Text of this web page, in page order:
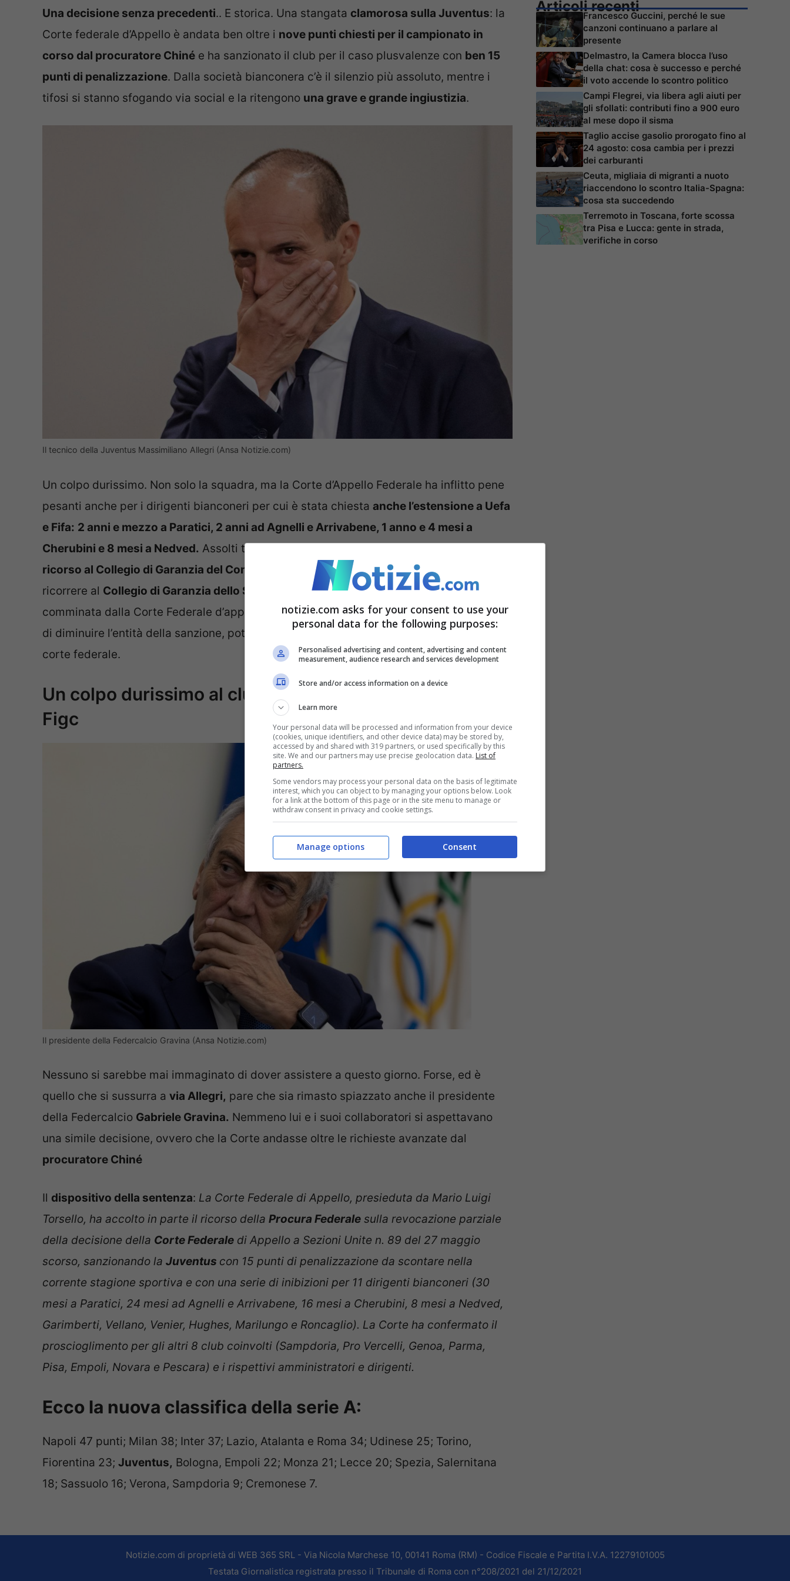
Una decisione senza precedenti.. E storica. Una stangata clamorosa sulla Juventus: la
Corte federale d’Appello è andata ben oltre i nove punti chiesti per il campionato in
corso dal procuratore Chiné e ha sanzionato il club per il caso plusvalenze con ben 15
punti di penalizzazione. Dalla società bianconera c’è il silenzio più assoluto, mentre i
tifosi si stanno sfogando via social e la ritengono una grave e grande ingiustizia.
Il tecnico della Juventus Massimiliano Allegri (Ansa Notizie.com)
Un colpo durissimo. Non solo la squadra, ma la Corte d’Appello Federale ha inflitto pene
pesanti anche per i dirigenti bianconeri per cui è stata chiesta anche l’estensione a Uefa
e Fifa: 2 anni e mezzo a Paratici, 2 anni ad Agnelli e Arrivabene, 1 anno e 4 mesi a
Cherubini e 8 mesi a Nedved. Assolti tutti gli altri otto club.
ricorso al Collegio di Garanzia del Coni
adesso ha un mese di tempo per
ricorrere al Collegio di Garanzia dello Sport del Conicontro la penalizzazione di 15 punti
comminata dalla Corte Federale d’appello della Figc. Il collegio però non ha la possibilità
di diminuire l’entità della sanzione, potrà solo confermare o cancellare il verdetto della
corte federale.
Un colpo durissimo al club bianconero da parte della
Figc
Il presidente della Federcalcio Gravina (Ansa Notizie.com)
Nessuno si sarebbe mai immaginato di dover assistere a questo giorno. Forse, ed è
quello che si sussurra a via Allegri, pare che sia rimasto spiazzato anche il presidente
della Federcalcio Gabriele Gravina. Nemmeno lui e i suoi collaboratori si aspettavano
una simile decisione, ovvero che la Corte andasse oltre le richieste avanzate dal
procuratore Chiné
Il dispositivo della sentenza: La Corte Federale di Appello, presieduta da Mario Luigi
Torsello, ha accolto in parte il ricorso della Procura Federale sulla revocazione parziale
della decisione della Corte Federale di Appello a Sezioni Unite n. 89 del 27 maggio
scorso, sanzionando la Juventus con 15 punti di penalizzazione da scontare nella
corrente stagione sportiva e con una serie di inibizioni per 11 dirigenti bianconeri (30
mesi a Paratici, 24 mesi ad Agnelli e Arrivabene, 16 mesi a Cherubini, 8 mesi a Nedved,
Garimberti, Vellano, Venier, Hughes, Marilungo e Roncaglio). La Corte ha confermato il
proscioglimento per gli altri 8 club coinvolti (Sampdoria, Pro Vercelli, Genoa, Parma,
Pisa, Empoli, Novara e Pescara) e i rispettivi amministratori e dirigenti.
Ecco la nuova classifica della serie A:
Napoli 47 punti; Milan 38; Inter 37; Lazio, Atalanta e Roma 34; Udinese 25; Torino,
Fiorentina 23; Juventus, Bologna, Empoli 22; Monza 21; Lecce 20; Spezia, Salernitana
18; Sassuolo 16; Verona, Sampdoria 9; Cremonese 7.
Articoli recenti
Francesco Guccini, perché le sue
canzoni continuano a parlare al
presente
Delmastro, la Camera blocca l’uso
della chat: cosa è successo e perché
il voto accende lo scontro politico
Campi Flegrei, via libera agli aiuti per
gli sfollati: contributi fino a 900 euro
al mese dopo il sisma
Taglio accise gasolio prorogato fino al
24 agosto: cosa cambia per i prezzi
dei carburanti
Ceuta, migliaia di migranti a nuoto
riaccendono lo scontro Italia-Spagna:
cosa sta succedendo
Terremoto in Toscana, forte scossa
tra Pisa e Lucca: gente in strada,
verifiche in corso
Notizie.com di proprietà di WEB 365 SRL - Via Nicola Marchese 10, 00141 Roma (RM) - Codice Fiscale e Partita I.V.A. 12279101005
Testata Giornalistica registrata presso il Tribunale di Roma con n°208/2021 del 21/12/2021
notizie.com asks for your consent to use your
personal data for the following purposes:
Personalised advertising and content, advertising and content
measurement, audience research and services development
Store and/or access information on a device
Learn more
Your personal data will be processed and information from your device
(cookies, unique identifiers, and other device data) may be stored by,
accessed by and shared with 319 partners, or used specifically by this
site. We and our partners may use precise geolocation data. List of
partners.
Some vendors may process your personal data on the basis of legitimate
interest, which you can object to by managing your options below. Look
for a link at the bottom of this page or in the site menu to manage or
withdraw consent in privacy and cookie settings.
Consent
Manage options